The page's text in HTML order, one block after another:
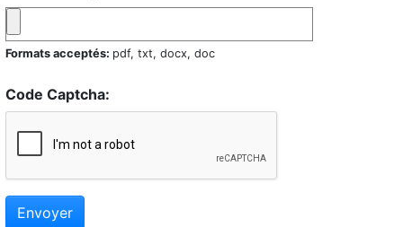
Formats acceptés: pdf, txt, docx, doc
Code Captcha:
Envoyer